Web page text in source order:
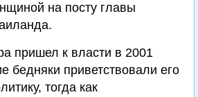
на посту главы
пришел к власти в 2001
бедняки приветствовали его
тогда как